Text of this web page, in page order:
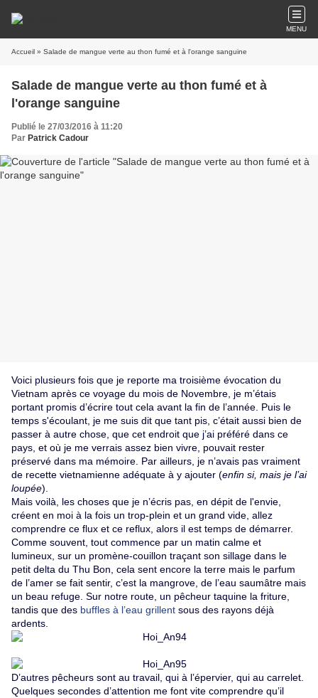
MENU
Accueil » Salade de mangue verte au thon fumé et à l'orange sanguine
Salade de mangue verte au thon fumé et à
l'orange sanguine
Publié le 27/03/2016 à 11:20
Par Patrick Cadour
Voici plusieurs fois que je reporte ma troisième évocation du
Vietnam après ce voyage du mois de Novembre, je m’étais
portant promis d’écrire tout cela avant la fin de l’année. Puis le
temps s'écoulant, je me suis dit que tant pis, c’était aussi bien de
passer à autre chose, que cet endroit que j’ai préféré dans ce
pays, et où je me verrais assez bien vivre, pouvait rester
préservé dans ma mémoire. Par ailleurs, je n’avais pas vraiment
de recette vietnamienne adéquate à y ajouter (enfin si, mais je l’ai
loupée).
Mais voilà, les choses que je n’écris pas, en dépit de l'envie,
créent en moi à la fois un trop-plein et un grand vide, allez
comprendre ce flux et ce reflux, alors il est temps de démarrer.
Comme souvent, tout commence par un matin calme et
lumineux, sur un promène-couillon traçant son sillage dans le
petit delta du Thu Bon, cela sent encore la terre mais le parfum
de l’amer se fait sentir, c’est la mangrove, de l’eau saumâtre mais
un beau refuge. Sur notre route, un pêcheur taquine la friture,
tandis que des buffles à l’eau grillent sous des rayons déjà
ardents.
D’autres pêcheurs sont au travail, qui à l’épervier, qui au carrelet.
Quelques secondes d’attention me font vite comprendre qu’il